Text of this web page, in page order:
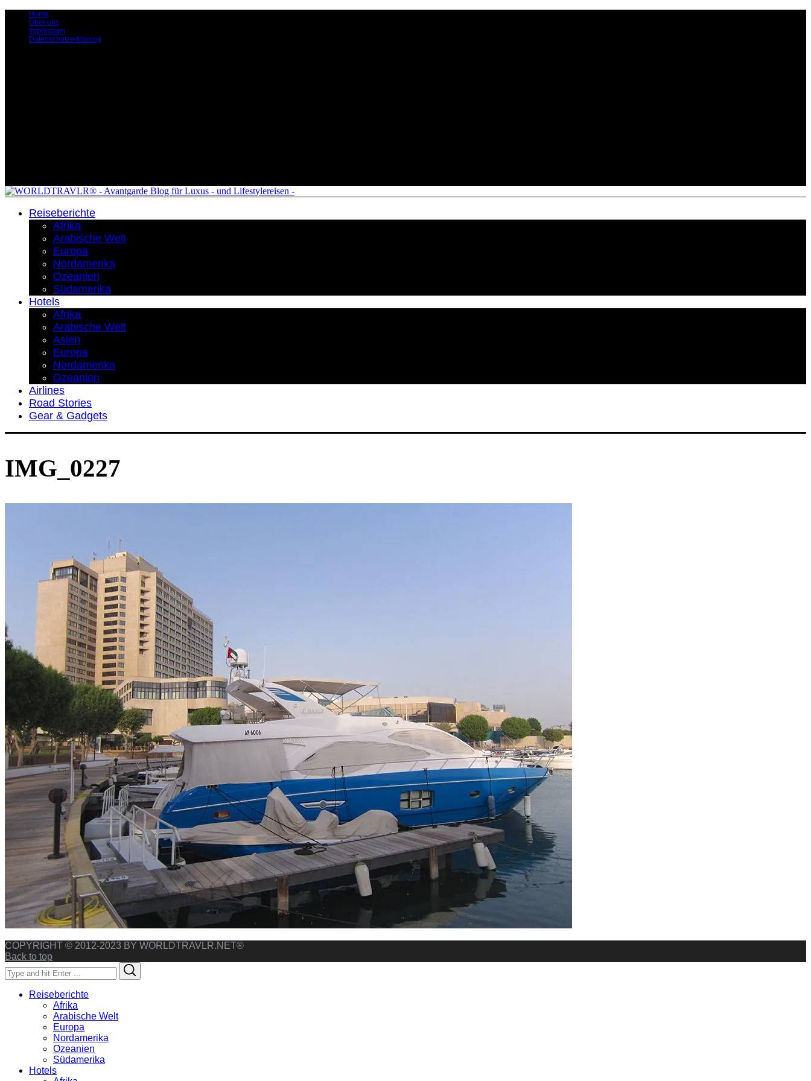
Home
Über uns
Impressum
Datenschutzerklärung
Reiseberichte
Afrika
Arabische Welt
Europa
Nordamerika
Ozeanien
Südamerika
Hotels
Afrika
Arabische Welt
Asien
Europa
Nordamerika
Ozeanien
Airlines
Road Stories
Gear & Gadgets
IMG_0227
COPYRIGHT © 2012-2023 BY WORLDTRAVLR.NET®
Back to top
Search
for:
Reiseberichte
Afrika
Arabische Welt
Europa
Nordamerika
Ozeanien
Südamerika
Hotels